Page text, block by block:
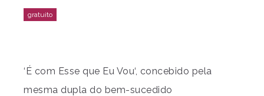
‘É com Esse que Eu Vou‘, concebido pela
mesma dupla do bem-sucedido